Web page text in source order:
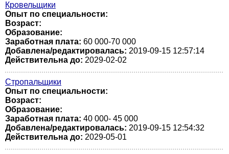
Кровельщики
Опыт по специальности:
Возраст:
Образование:
Заработная плата: 60 000-70 000
Добавлена/редактировалась: 2019-09-15 12:57:14
Действительна до: 2029-02-02
Стропальщики
Опыт по специальности:
Возраст:
Образование:
Заработная плата: 40 000- 45 000
Добавлена/редактировалась: 2019-09-15 12:54:32
Действительна до: 2029-05-01